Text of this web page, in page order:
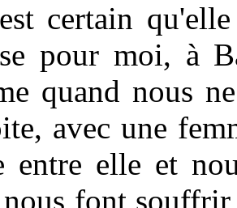
certain
pour moi, à
quand nous
avec une
entre elle et
font